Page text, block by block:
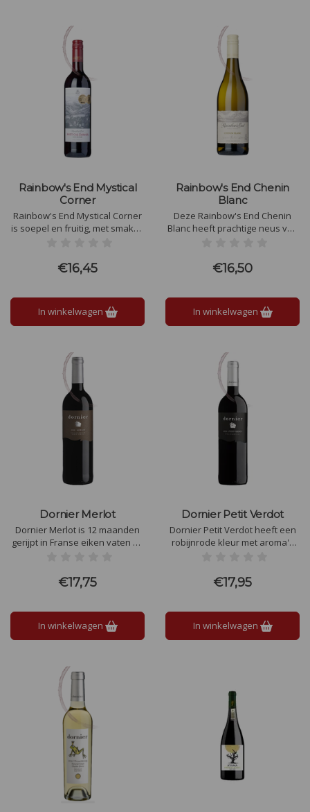
Rainbow's End Mystical
Corner
Rainbow's End Mystical Corner
is soepel en fruitig, met smaken
De wijn heeft een zijdezachte
textuur en een elegante, lange
€16,45
In winkelwagen
Rainbow's End Chenin
Blanc
Deze Rainbow's End Chenin
Blanc heeft prachtige neus van
knapperige frisheid van witte
peer en gele appels in de
€16,50
In winkelwagen
Dornier Merlot
Dornier Merlot is 12 maanden
gerijpt in Franse eiken vaten en
fynbos. Een heerlijke Merlot in
prijs en kwaliteit
€17,75
In winkelwagen
Dornier Petit Verdot
Dornier Petit Verdot heeft een
robijnrode kleur met aroma's
wijn met een fluweel zachte
afdronk
€17,95
In winkelwagen